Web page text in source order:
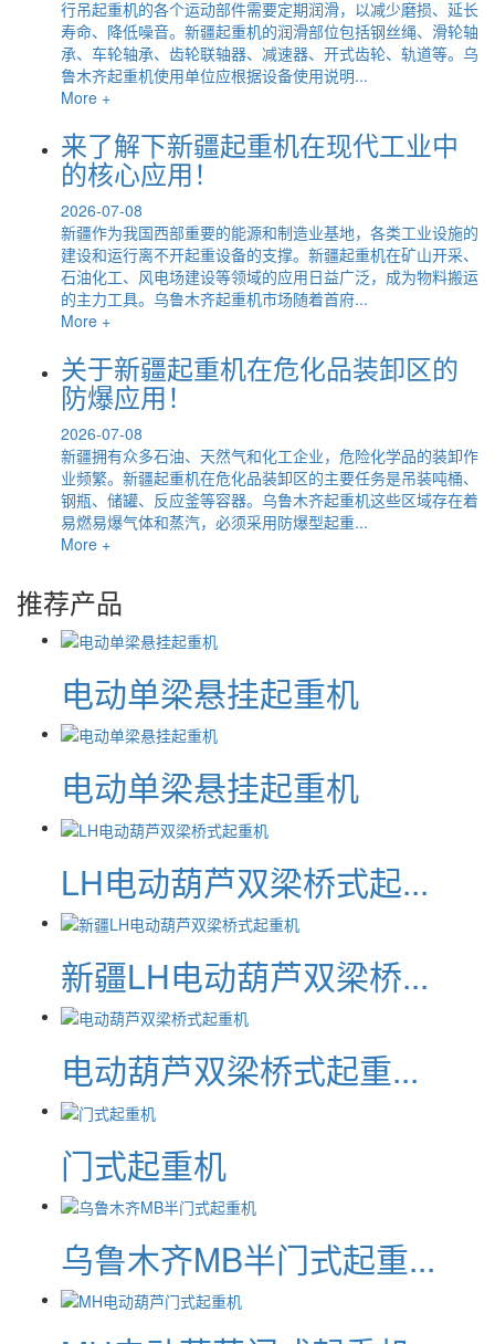
行吊起重机的各个运动部件需要定期润滑，以减少磨损、延长
寿命、降低噪音。新疆起重机的润滑部位包括钢丝绳、滑轮轴
承、车轮轴承、齿轮联轴器、减速器、开式齿轮、轨道等。乌
鲁木齐起重机使用单位应根据设备使用说明...
More +
来了解下新疆起重机在现代工业中
的核心应用！
2026-07-08
新疆作为我国西部重要的能源和制造业基地，各类工业设施的
建设和运行离不开起重设备的支撑。新疆起重机在矿山开采、
石油化工、风电场建设等领域的应用日益广泛，成为物料搬运
的主力工具。乌鲁木齐起重机市场随着首府...
More +
关于新疆起重机在危化品装卸区的
防爆应用！
2026-07-08
新疆拥有众多石油、天然气和化工企业，危险化学品的装卸作
业频繁。新疆起重机在危化品装卸区的主要任务是吊装吨桶、
钢瓶、储罐、反应釜等容器。乌鲁木齐起重机这些区域存在着
易燃易爆气体和蒸汽，必须采用防爆型起重...
More +
推荐产品
电动单梁悬挂起重机
电动单梁悬挂起重机
LH电动葫芦双梁桥式起...
新疆LH电动葫芦双梁桥...
电动葫芦双梁桥式起重...
门式起重机
乌鲁木齐MB半门式起重...